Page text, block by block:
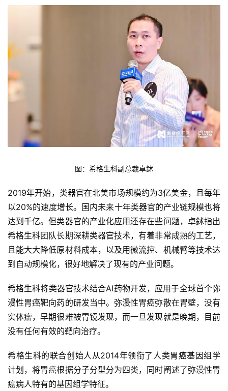
图：希格生科副总裁卓鉥
2019年开始，类器官在北美市场规模约为3亿美金，且每年
以20%的速度增长。国内未来十年类器官的产业链规模也将
达到千亿。但类器官的产业化应用还存在些问题，卓鉥指出
希格生科团队长期深耕类器官技术，有着非常成熟的工艺，
且能大大降低原材料成本，以及用微流控、机械臂等技术达
到自动规模化，很好地解决了现有的产业问题。
希格生科将类器官技术结合AI药物开发，应用于全球首个弥
漫性胃癌靶向药的研发当中。弥漫性胃癌弥散在胃壁，没有
实体瘤，早期很难被胃镜发现，而一旦发现就是晚期，目前
没有任何有效的靶向治疗。
希格生科的联合创始人从2014年领衔了人类胃癌基因组学
计划，将胃癌根据分子分型分为四类，同时阐述了弥漫性胃
癌病人特有的基因组学特征。